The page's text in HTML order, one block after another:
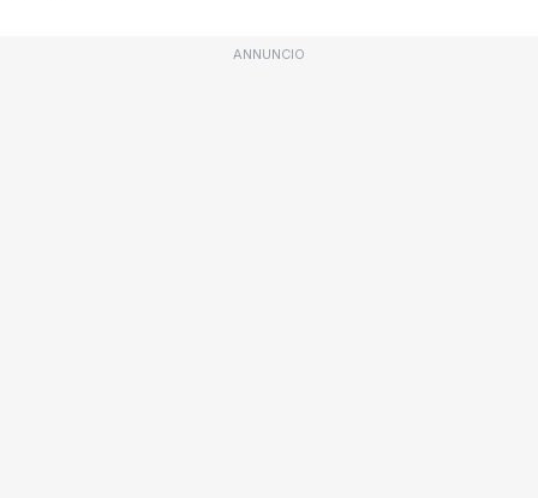
ANNUNCIO